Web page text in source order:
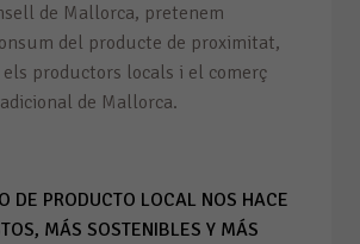
de Mallorca, pretenem
del producte de proximitat,
els productors locals i el comerç
de Mallorca.
DE PRODUCTO LOCAL NOS HACE
MÁS SOSTENIBLES Y MÁS